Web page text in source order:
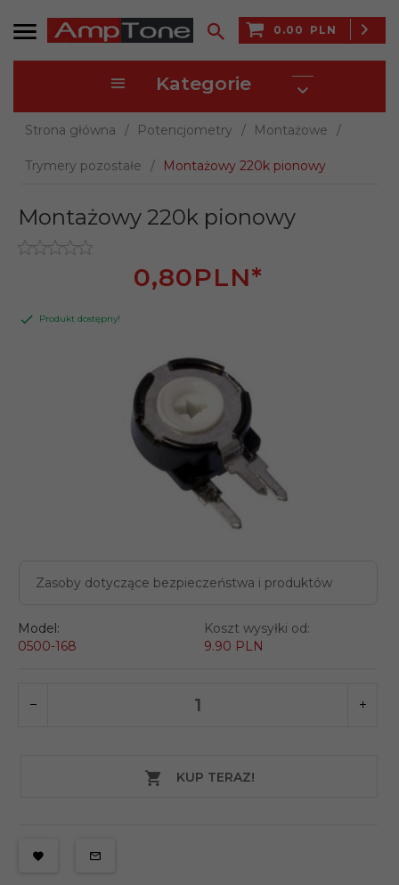
0.00 PLN
Kategorie
Strona główna Potencjometry Montażowe
Trymery pozostałe Montażowy 220k pionowy
Zasoby dotyczące bezpieczeństwa i produktów
Montażowy 220k pionowy
0,80PLN*
Produkt dostępny!
Model:
0500-168
Koszt wysyłki od:
9.90 PLN
KUP TERAZ!